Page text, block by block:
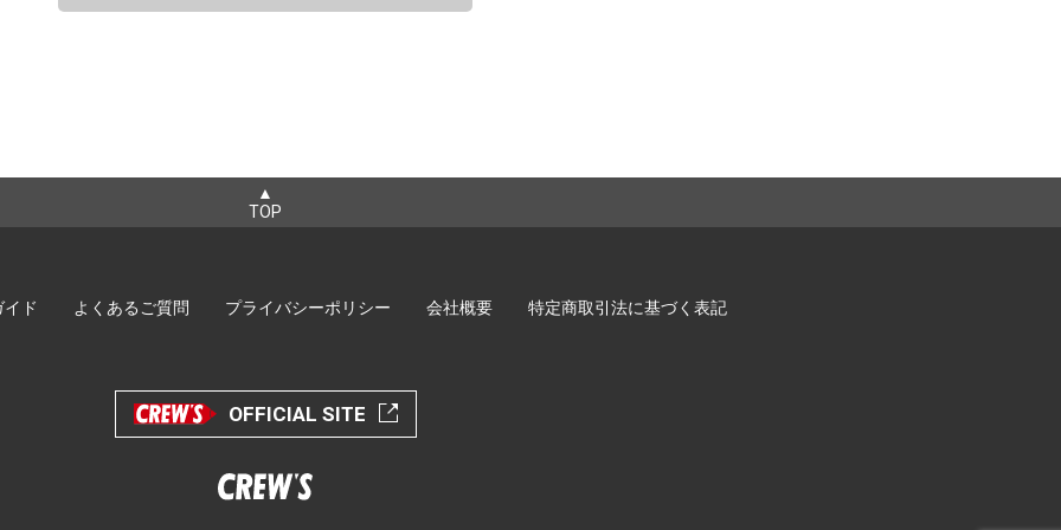
▲
TOP
ド よくあるご質問 プライバシーポリシー 会社概要 特定商取引法に基づく表記
OFFICIAL SITE